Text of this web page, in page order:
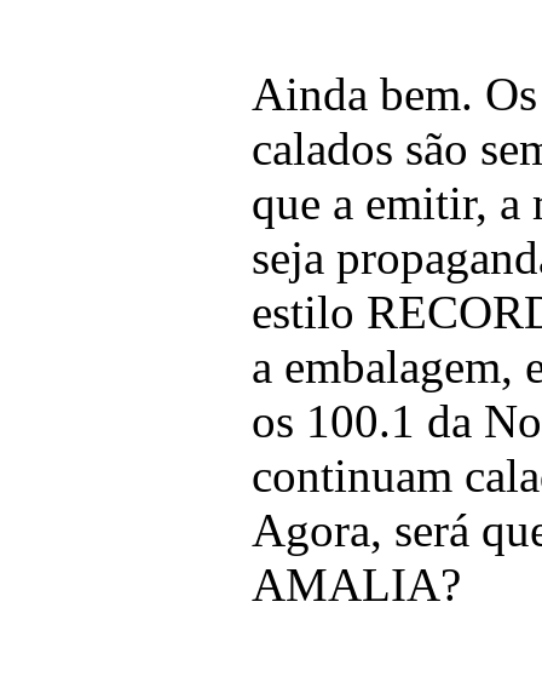
Ainda bem.
calados são
que a emitir, a
seja
estilo
a embalagem,
os 100.1 da
continuam
Agora, será
AMALIA?